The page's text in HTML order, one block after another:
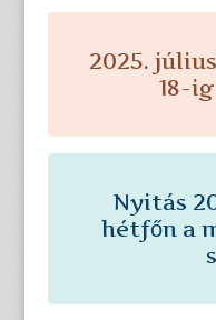
2025.
18-
Nyitás
hétfőn a